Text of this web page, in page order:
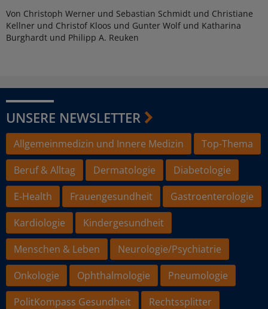
Von Christoph Werner und Sebastian Schmidt und Christiane
Kellner und Christof Kloos und Gunter Wolf und Katharina
Burghardt und Philipp A. Reuken
UNSERE NEWSLETTER
Allgemeinmedizin und Innere Medizin
Top-Thema
Beruf & Alltag
Dermatologie
Diabetologie
E-Health
Frauengesundheit
Gastroenterologie
Kardiologie
Kindergesundheit
Menschen & Leben
Neurologie/Psychiatrie
Onkologie
Ophthalmologie
Pneumologie
PolitKompass Gesundheit
Rechtssplitter